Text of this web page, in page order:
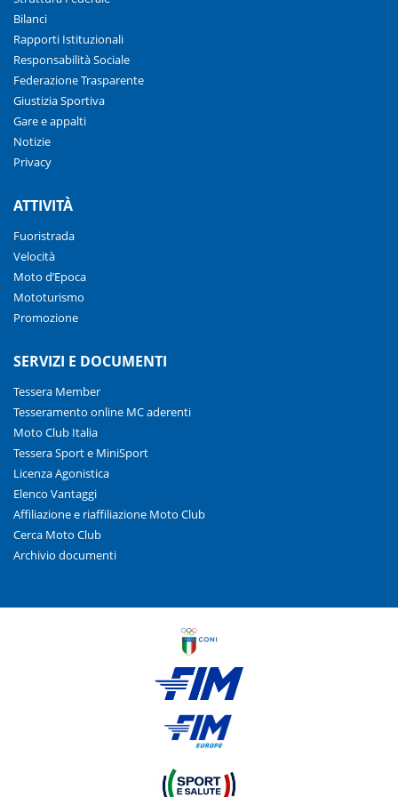
Bilanci
Rapporti Istituzionali
Responsabilità Sociale
Federazione Trasparente
Giustizia Sportiva
Gare e appalti
Notizie
Privacy
ATTIVITÀ
Fuoristrada
Velocità
Moto d’Epoca
Mototurismo
Promozione
SERVIZI E DOCUMENTI
Tessera Member
Tesseramento online MC aderenti
Moto Club Italia
Tessera Sport e MiniSport
Licenza Agonistica
Elenco Vantaggi
Affiliazione e riaffiliazione Moto Club
Cerca Moto Club
Archivio documenti